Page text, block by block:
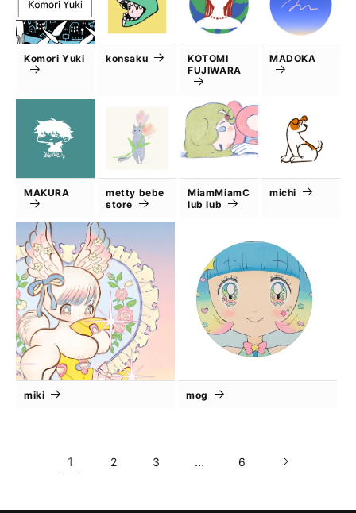
Komori Yuki konsaku
KOTOMI
FUJIWARA
MADOKA
MAKURA
metty bebe
store
MiamMiamC
lub lub
michi
miki mog
1 2 3 … 6